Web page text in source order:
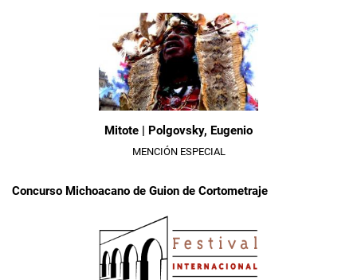
Mitote | Polgovsky, Eugenio
MENCIÓN ESPECIAL
Concurso Michoacano de Guion de Cortometraje